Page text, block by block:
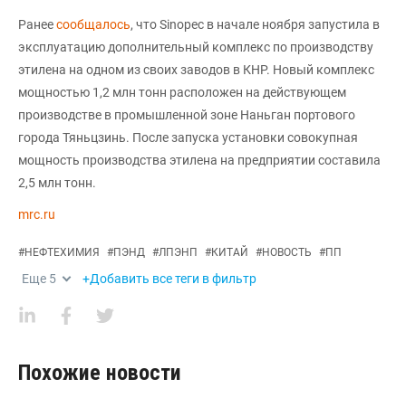
Ранеесообщалось, что Sinopec в начале ноября запустила в
эксплуатацию дополнительный комплекс по производству
этилена на одном из своих заводов в КНР. Новый комплекс
мощностью 1,2 млн тонн расположен на действующем
производстве в промышленной зоне Наньган портового
города Тяньцзинь. После запуска установки совокупная
мощность производства этилена на предприятии составила
2,5 млн тонн.
mrc.ru
#НЕФТЕХИМИЯ #ПЭНД #ЛПЭНП #КИТАЙ #НОВОСТЬ #ПП
Еще 5 +Добавить все теги в фильтр
Похожие новости